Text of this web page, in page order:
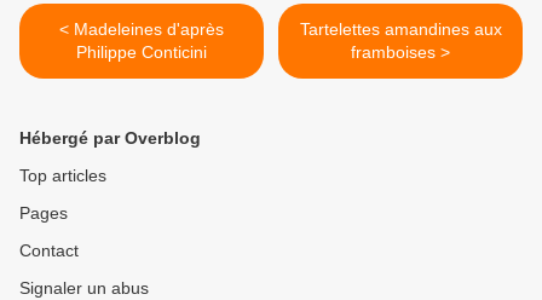
< Madeleines d'après
Philippe Conticini
Tartelettes amandines aux
framboises >
Hébergé par Overblog
Top articles
Pages
Contact
Signaler un abus